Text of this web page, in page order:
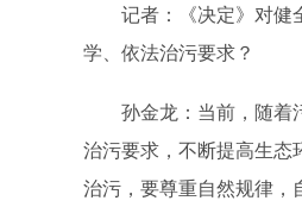
记者：《决定》对健全
学、依法治污要求？
孙金龙：当前，随着污
治污要求，不断提高生态
治污，要尊重自然规律，